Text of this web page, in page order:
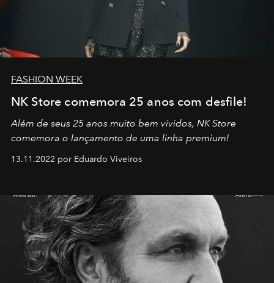
FASHION WEEK
NK Store comemora 25 anos com desfile!
Além de seus 25 anos muito bem vividos, NK Store
comemora o lançamento de uma linha premium!
13.11.2022 por Eduardo Viveiros